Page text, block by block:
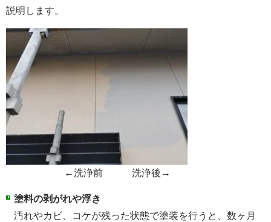
説明します。
←洗浄前 洗浄後→
塗料の剥がれや浮き
汚れやカビ、コケが残った状態で塗装を行うと、数ヶ月